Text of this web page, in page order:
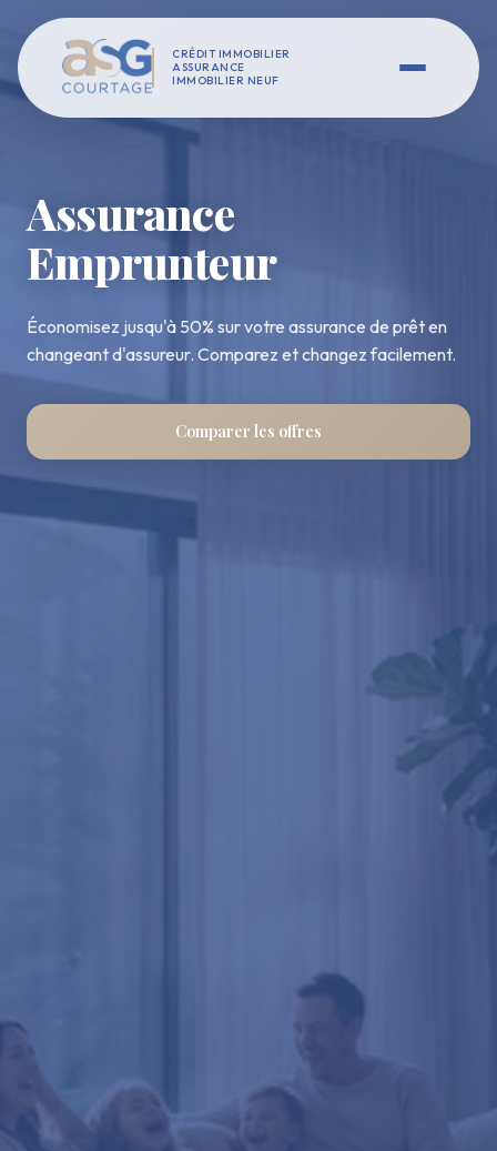
CRÉDIT IMMOBILIER
ASSURANCE
IMMOBILIER NEUF
Assurance
Emprunteur
Économisez jusqu'à 50% sur votre assurance de prêt en
changeant d'assureur. Comparez et changez facilement.
Comparer les offres